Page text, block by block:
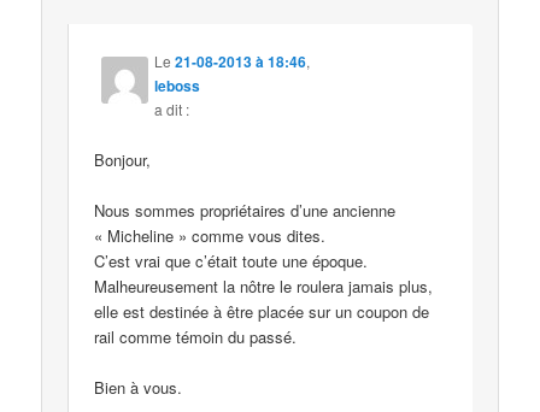
Le21-08-2013 à 18:46,
leboss
a dit :
Bonjour,
Nous sommes propriétaires d’une ancienne
« Micheline » comme vous dites.
C’est vrai que c’était toute une époque.
Malheureusement la nôtre le roulera jamais plus,
elle est destinée à être placée sur un coupon de
rail comme témoin du passé.
Bien à vous.